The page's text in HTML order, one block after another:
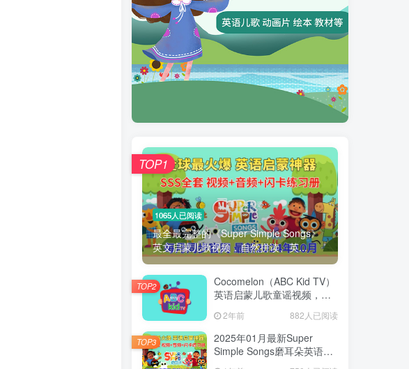
1065人已阅读
最全最完整的《Super Simple Songs》
英文启蒙儿歌视频，自然拼读、英...
TOP1
Cocomelon（ABC Kid TV）
英语启蒙儿歌童谣视频，全
文字幕，带音频MP3，百度
网盘下载！
2年前 882人已阅读
TOP2
2025年01月最新Super
Simple Songs磨耳朵英语入
TOP3